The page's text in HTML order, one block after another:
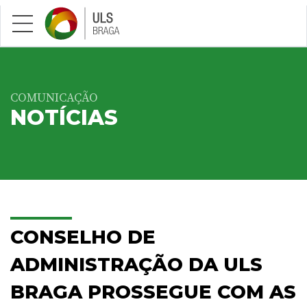
Saltar para conteúdo principal
COMUNICAÇÃO
NOTÍCIAS
CONSELHO DE
ADMINISTRAÇÃO DA ULS
BRAGA PROSSEGUE COM AS